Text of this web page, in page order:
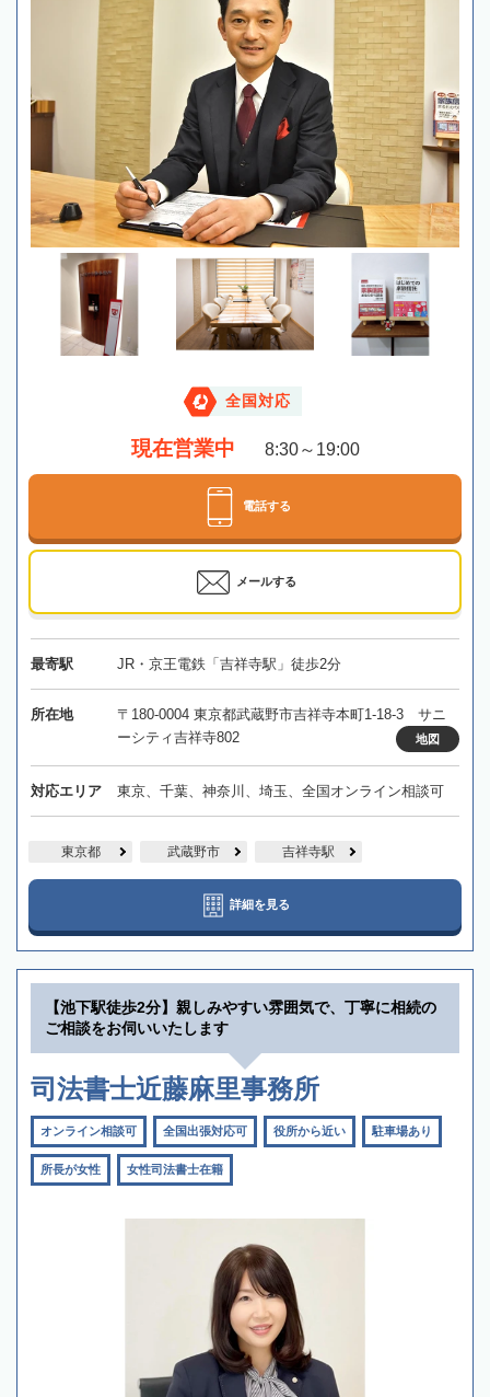
全国対応
現在営業中 8:30～19:00
電話する
メールする
最寄駅 JR・京王電鉄「吉祥寺駅」徒歩2分
所在地
〒180-0004 東京都武蔵野市吉祥寺本町1-18-3 サニ
ーシティ吉祥寺802
地図
対応エリア 東京、千葉、神奈川、埼玉、全国オンライン相談可
東京都 武蔵野市 吉祥寺駅
詳細を見る
【池下駅徒歩2分】親しみやすい雰囲気で、丁寧に相続の
ご相談をお伺いいたします
司法書士近藤麻里事務所
オンライン相談可 全国出張対応可 役所から近い 駐車場あり
所長が女性 女性司法書士在籍